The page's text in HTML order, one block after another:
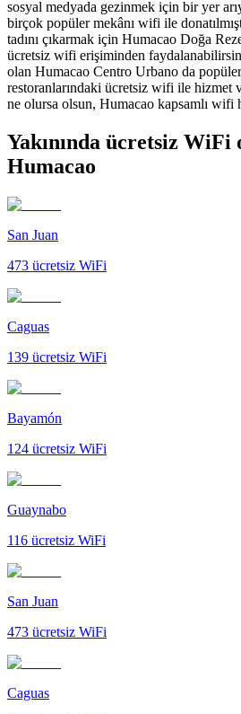
sosyal medyada gezinmek için bir yer
birçok popüler mekânı wifi ile
tadını çıkarmak için Humacao Doğa
ücretsiz wifi erişiminden
olan Humacao Centro Urbano da
restoranlarındaki ücretsiz wifi ile hizmet
ne olursa olsun, Humacao kapsamlı wifi
Yakınında ücretsiz
Humacao
San Juan
473 ücretsiz WiFi
Caguas
139 ücretsiz WiFi
Bayamón
124 ücretsiz WiFi
Guaynabo
116 ücretsiz WiFi
San Juan
473 ücretsiz WiFi
Caguas